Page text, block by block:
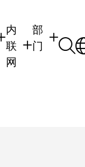
内
联
网
部
门